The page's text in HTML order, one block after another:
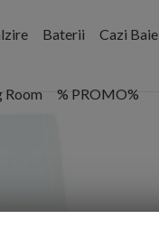
Baterii Cazi Baie
Room % PROMO%